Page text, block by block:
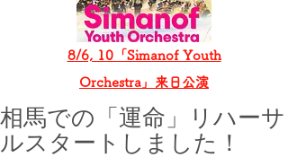
8/6, 10「Simanof Youth
Orchestra」来日公演
相馬での「運命」リハーサ
ルスタートしました！